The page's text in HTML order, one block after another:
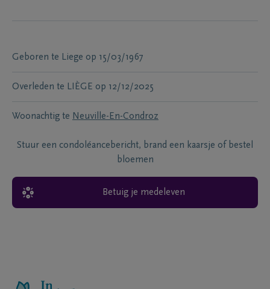
Geboren te Liege op 15/03/1967
Overleden te LIÈGE op 12/12/2025
Woonachtig te Neuville-En-Condroz
Stuur een condoléancebericht, brand een kaarsje of bestel
bloemen
Betuig je medeleven